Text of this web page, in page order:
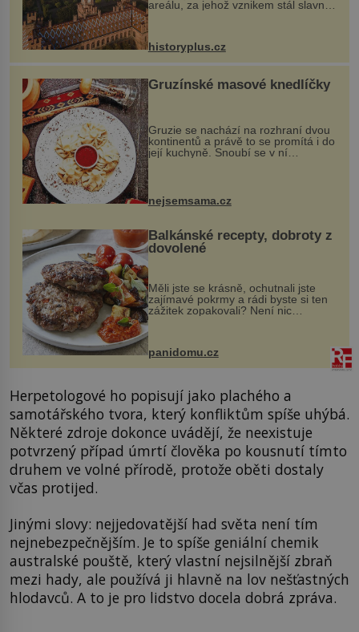
areálu, za jehož vznikem stál slavný
český architekt Josef Hlávka. Ten si
na něm dal mimořádně záležet. Jeho
stavební plány by při ...
historyplus.cz
Gruzínské masové knedlíčky
Gruzie se nachází na rozhraní dvou
kontinentů a právě to se promítá i do
její kuchyně. Snoubí se v ní
evropské a asijské chutě a díky tomu
vznikají rozmanité a chuťově bohaté
pokrmy, které rozhodně st...
nejsemsama.cz
Balkánské recepty, dobroty z
dovolené
Měli jste se krásně, ochutnali jste
zajímavé pokrmy a rádi byste si ten
zážitek zopakovali? Není nic
snazšího. Pljeskavica (10 porcí)
Možná jste ji ochutnali na dovolené v
panidomu.cz
Herpetologové ho popisují jako plachého a
samotářského tvora, který konfliktům spíše uhýbá.
Některé zdroje dokonce uvádějí, že neexistuje
potvrzený případ úmrtí člověka po kousnutí tímto
druhem ve volné přírodě, protože oběti dostaly
včas protijed.
Jinými slovy: nejjedovatější had světa není tím
nejnebezpečnějším. Je to spíše geniální chemik
australské pouště, který vlastní nejsilnější zbraň
mezi hady, ale používá ji hlavně na lov nešťastných
hlodavců. A to je pro lidstvo docela dobrá zpráva.